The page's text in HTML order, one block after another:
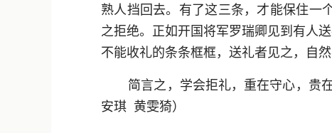
熟人挡回去。有了这三条，才能保住一
之拒绝。正如开国将军罗瑞卿见到有人
不能收礼的条条框框，送礼者见之，自
简言之，学会拒礼，重在守心，贵
安琪 黄雯猗）